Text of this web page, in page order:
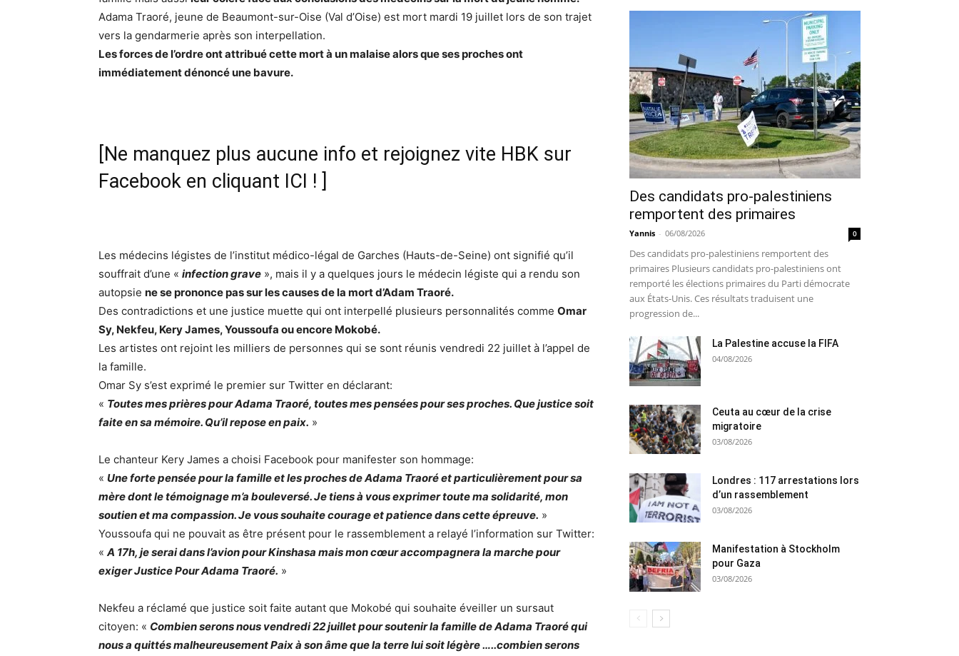
Adama Traoré, jeune de Beaumont-sur-Oise (Val d’Oise) est mort mardi 19 juillet lors de son trajet
vers la gendarmerie après son interpellation.
Les forces de l’ordre ont attribué cette mort à un malaise alors que ses proches ont
immédiatement dénoncé une bavure.
[Ne manquez plus aucune info et rejoignez vite HBK sur
Facebook en cliquant ICI !
Les médecins légistes de l’institut médico-légal de Garches (Hauts-de-Seine) ont signifié qu’il
souffrait d’une « infection grave », mais il y a quelques jours le médecin légiste qui a rendu son
autopsie ne se prononce pas sur les causes de la mort d’Adam Traoré.
Des contradictions et une justice muette qui ont interpellé plusieurs personnalités comme Omar
Sy, Nekfeu, Kery James, Youssoufa ou encore Mokobé.
Les artistes ont rejoint les milliers de personnes qui se sont réunis vendredi 22 juillet à l’appel de
la famille.
Omar Sy s’est exprimé le premier sur Twitter en déclarant:
« Toutes mes prières pour Adama Traoré, toutes mes pensées pour ses proches. Que justice soit
faite en sa mémoire. Qu’il repose en paix. »
Le chanteur Kery James a choisi Facebook pour manifester son hommage:
« Une forte pensée pour la famille et les proches de Adama Traoré et particulièrement pour sa
mère dont le témoignage m’a bouleversé. Je tiens à vous exprimer toute ma solidarité, mon
soutien et ma compassion. Je vous souhaite courage et patience dans cette épreuve. »
Youssoufa qui ne pouvait as être présent pour le rassemblement a relayé l’information sur Twitter:
« A 17h, je serai dans l’avion pour Kinshasa mais mon cœur accompagnera la marche pour
exiger Justice Pour Adama Traoré. »
Nekfeu a réclamé que justice soit faite autant que Mokobé qui souhaite éveiller un sursaut
citoyen: « Combien serons nous vendredi 22 juillet pour soutenir la famille de Adama Traoré qui
nous a quittés malheureusement Paix à son âme que la terre lui soit légère …..combien serons
Des candidats pro-palestiniens
remportent des primaires
Yannis - 06/08/2026 0
Des candidats pro-palestiniens remportent des
primaires Plusieurs candidats pro-palestiniens ont
remporté les élections primaires du Parti démocrate
aux États-Unis. Ces résultats traduisent une
progression de...
La Palestine accuse la FIFA
04/08/2026
Ceuta au cœur de la crise
migratoire
03/08/2026
Londres : 117 arrestations lors
d’un rassemblement
03/08/2026
Manifestation à Stockholm
pour Gaza
03/08/2026